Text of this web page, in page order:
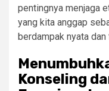
pentingnya menjaga
yang kita anggap
berdampak nyata
Konseling